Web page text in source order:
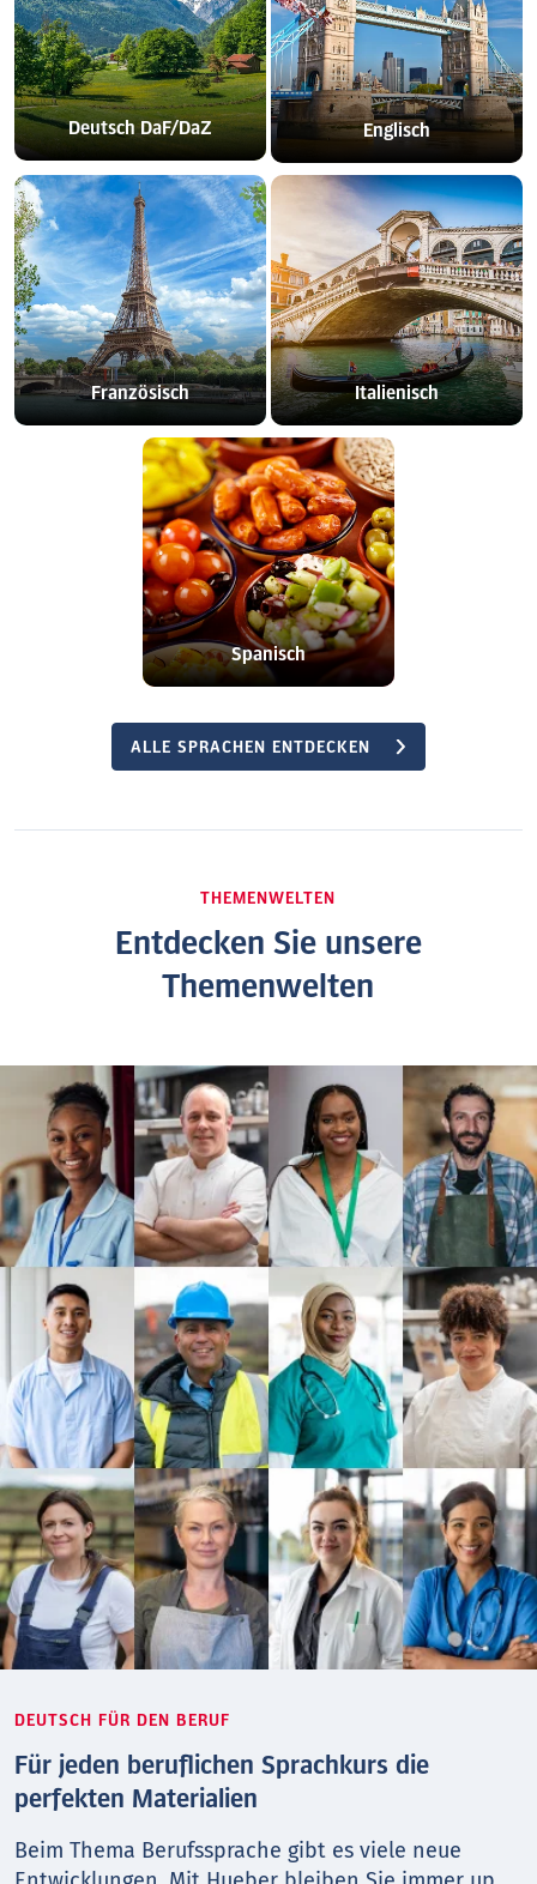
Deutsch DaF/DaZ Englisch
Französisch Italienisch
Spanisch
ALLE SPRACHEN ENTDECKEN
THEMENWELTEN
Entdecken Sie unsere
Themenwelten
DEUTSCH FÜR DEN BERUF
Für jeden beruflichen Sprachkurs die
perfekten Materialien
Beim Thema Berufs­sprache gibt es viele neue